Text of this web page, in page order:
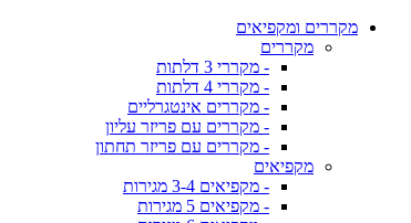
מקררים ומקפיאים
מקררים
- מקררי 3 דלתות
- מקררי 4 דלתות
- מקררים אינטגרליים
- מקררים עם פריזר עליון
- מקררים עם פריזר תחתון
מקפיאים
- מקפיאים 3-4 מגירות
- מקפיאים 5 מגירות